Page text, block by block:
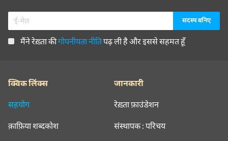
मैंने रेख़्ता कीगोपनीयता नीतिपढ़ ली है और इससे सहमत हूँ
क्विक लिंक्स
सहयोग
क़ाफ़िया शब्दकोश
जानकारी
रेख़्ता फ़ाउंडेशन
संस्थापक : परिचय